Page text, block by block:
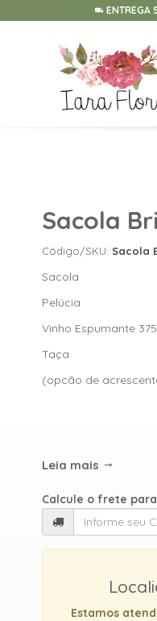
ENTREGA
Sacola
Código/SKU: Sacola
Sacola
Pelúcia
Vinho Espumante
Taça
(opcão de
Leia mais
Calcule o frete
Estamos